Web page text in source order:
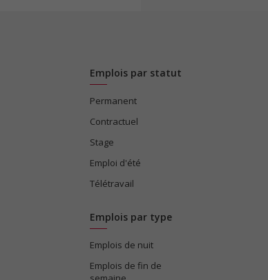
Emplois par statut
Permanent
Contractuel
Stage
Emploi d'été
Télétravail
Emplois par type
Emplois de nuit
Emplois de fin de